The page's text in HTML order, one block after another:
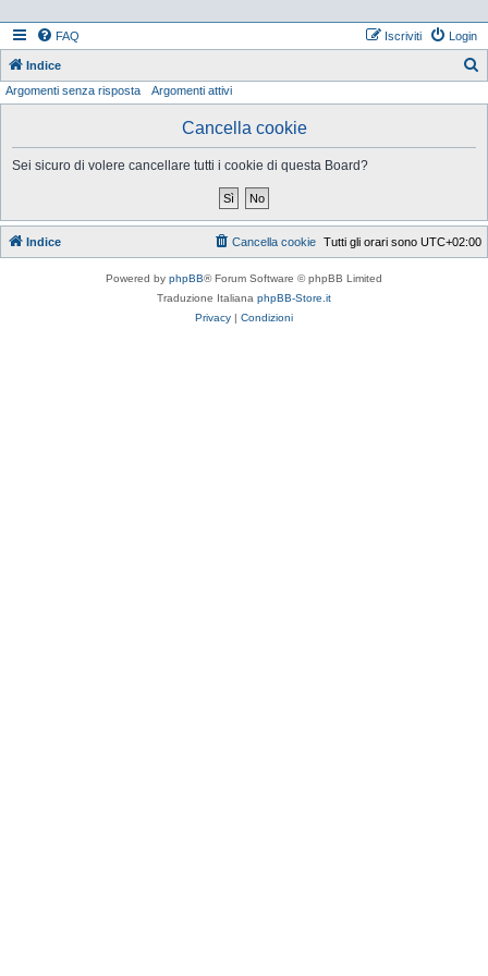
FAQ Login
Iscriviti
Indice
Argomenti senza risposta Argomenti attivi
Cancella cookie
Sei sicuro di volere cancellare tutti i cookie di questa Board?
Indice Tutti gli orari sono UTC+02:00
Cancella cookie
Powered by phpBB® Forum Software © phpBB Limited
Traduzione Italiana phpBB-Store.it
Privacy | Condizioni